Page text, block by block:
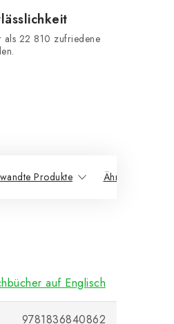
als 22 810 zufriedene
Produkte Ähnliche
auf Englisch
9781836840862